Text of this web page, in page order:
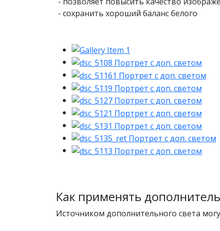
- сохранить хороший баланс белого
Как применять
Источником дополнительного света